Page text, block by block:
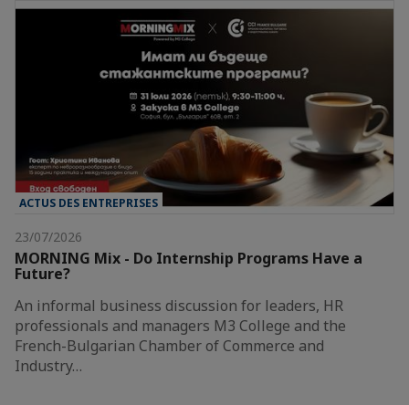
ACTUS DES ENTREPRISES
23/07/2026
MORNING Mix - Do Internship Programs Have a
Future?
An informal business discussion for leaders, HR
professionals and managers M3 College and the
French-Bulgarian Chamber of Commerce and
Industry…